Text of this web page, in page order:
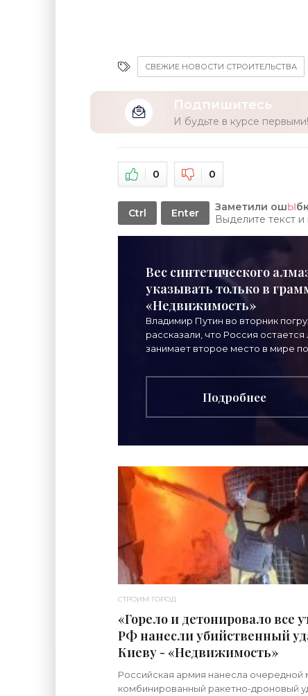
СВЕЖИЕ НОВОСТИ СТРОИТЕЛЬСТВА
Подпишитесь
И будьте в курсе первыми!
0 0
Ctrl Enter Заметили ошЫ
Выделите текст
Вес синтетического
указывать только в
«Недвижимость»
Владимир Путин во вторник
рассказали, что Россия
занимает второе место в мире
Подробнее
СТРОИМ ГОРОД
«Горело и детонировало все
РФ нанесли убийственный
Киеву - «Недвижимость»
Российская армия нанесла очередной
комбинированный ракетно-дроновый